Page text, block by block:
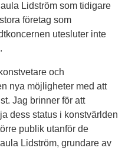
Lidström som tidigare
företag som
utesluter inte
och
nya möjligheter med att
Jag brinner för att
dess status i konstvärlden
publik utanför de
Lidström, grundare av